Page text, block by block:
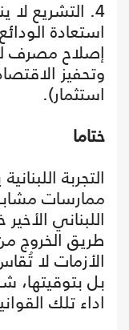
4. التشريع
استعادة
إصلاح مصرف
وتحفيز
استثمار).
ختاما
التجربة
ممارسات
اللبناني
طريق الخروج من
الأزمات لا
بل بتوقيتها،
اداء تلك